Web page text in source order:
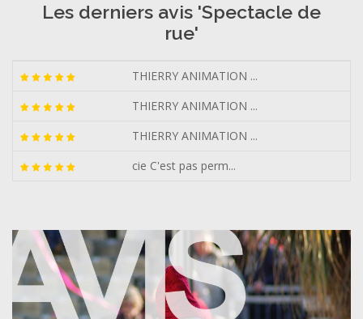
Les derniers avis 'Spectacle de
rue'
THIERRY ANIMATION ...
THIERRY ANIMATION ...
THIERRY ANIMATION ...
cie C'est pas perm...